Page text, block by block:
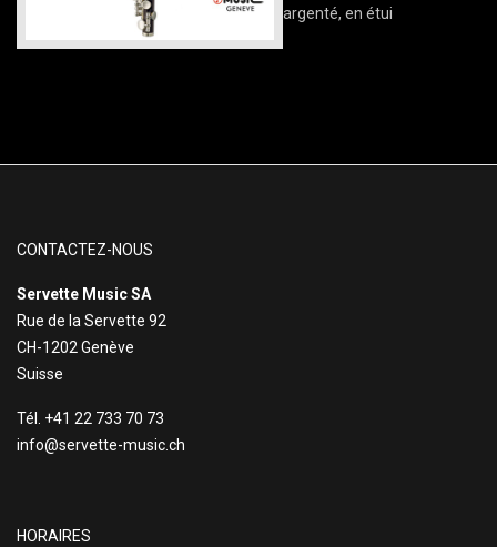
argenté, en étui
CONTACTEZ-NOUS
Servette Music SA
Rue de la Servette 92
CH-1202 Genève
Suisse
Tél. +41 22 733 70 73
info@servette-music.ch
HORAIRES